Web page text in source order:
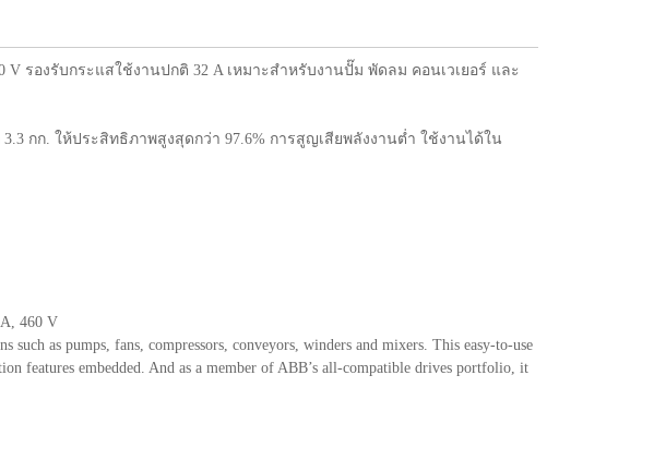
V รองรับกระแสใช้งานปกติ 32 A เหมาะสำหรับงานปั๊ม พัดลม คอนเวเยอร์ และ
กก. ให้ประสิทธิภาพสูงสุดกว่า 97.6% การสูญเสียพลังงานต่ำ ใช้งานได้ใน
460 V
as pumps, fans, compressors, conveyors, winders and mixers. This easy-to-use
features embedded. And as a member of ABB’s all-compatible drives portfolio, it